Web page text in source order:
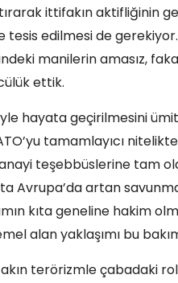
ittifakın aktifliğinin
tesis edilmesi de
manilerin amasız,
ettik.
hayata geçirilmesini
tamamlayıcı
teşebbüslerine tam
Avrupa’da artan
kıta geneline hakim
alan yaklaşımı bu
terörizmle çabadaki